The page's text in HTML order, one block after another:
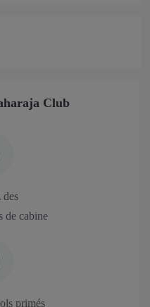
Club
des
de cabine
primés